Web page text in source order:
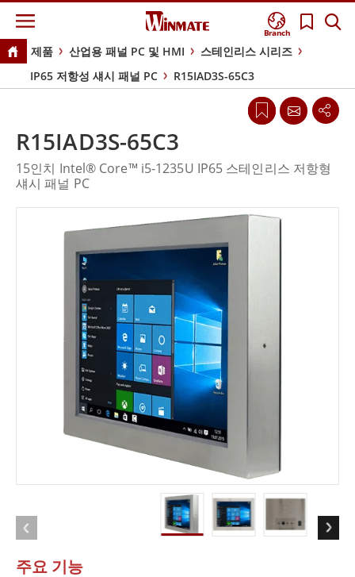
Branch
제품 산업용 패널 PC 및 HMI
스테인리스 시리즈
IP65 저항성 섀시 패널 PC
R15IAD3S-65C3
주요 기능
R15IAD3S-65C3
15인치 Intel® Core™ i5-1235U IP65 스테인리스 저항형
섀시 패널 PC